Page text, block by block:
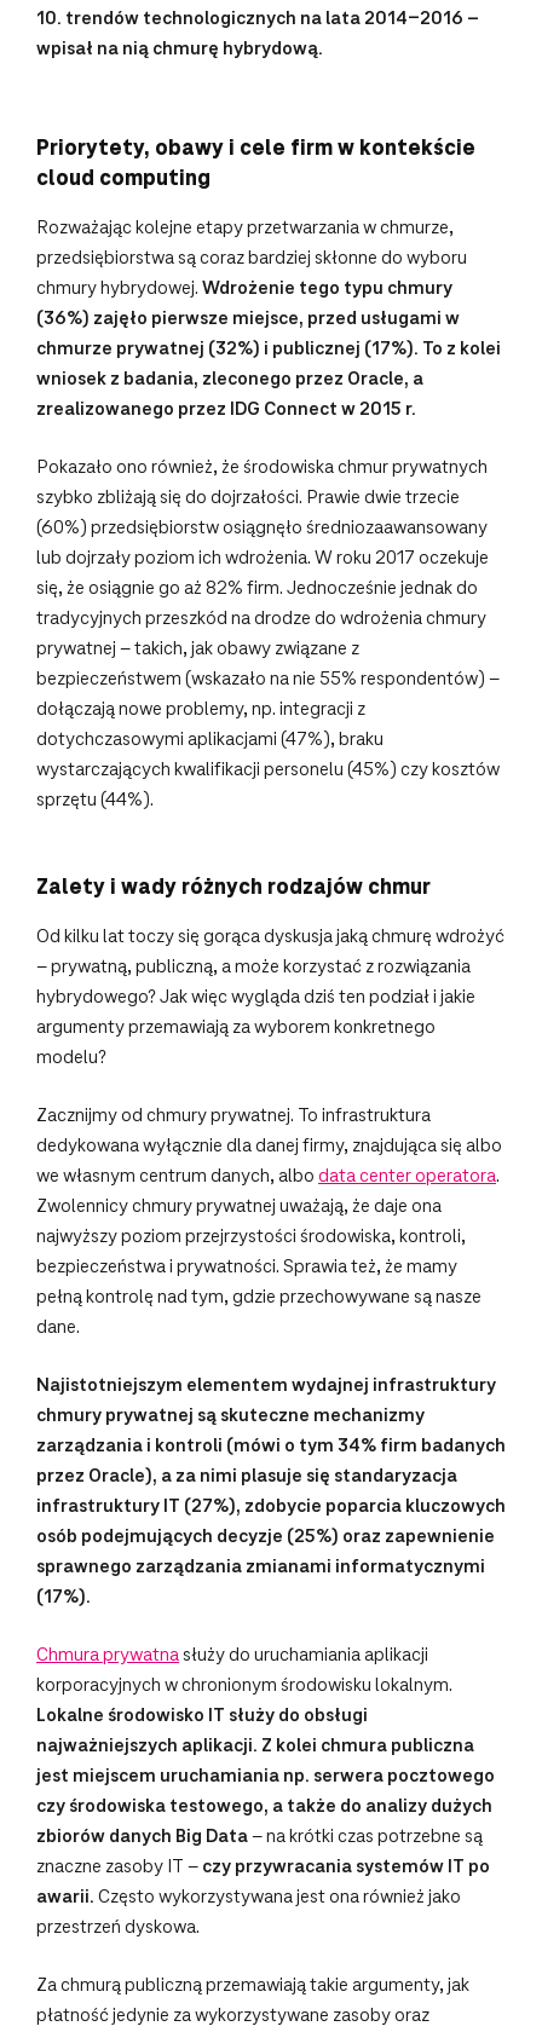
10. trendów technologicznych na lata 2014-2016 –
wpisał na nią chmurę hybrydową.
Priorytety, obawy i cele firm w kontekście
cloud computing
Rozważając kolejne etapy przetwarzania w chmurze,
przedsiębiorstwa są coraz bardziej skłonne do wyboru
chmury hybrydowej. Wdrożenie tego typu chmury
(36%) zajęło pierwsze miejsce, przed usługami w
chmurze prywatnej (32%) i publicznej (17%). To z kolei
wniosek z badania, zleconego przez Oracle, a
zrealizowanego przez IDG Connect w 2015 r.
Pokazało ono również, że środowiska chmur prywatnych
szybko zbliżają się do dojrzałości. Prawie dwie trzecie
(60%) przedsiębiorstw osiągnęło średniozaawansowany
lub dojrzały poziom ich wdrożenia. W roku 2017 oczekuje
się, że osiągnie go aż 82% firm. Jednocześnie jednak do
tradycyjnych przeszkód na drodze do wdrożenia chmury
prywatnej – takich, jak obawy związane z
bezpieczeństwem (wskazało na nie 55% respondentów) –
dołączają nowe problemy, np. integracji z
dotychczasowymi aplikacjami (47%), braku
wystarczających kwalifikacji personelu (45%) czy kosztów
sprzętu (44%).
Zalety i wady różnych rodzajów chmur
Od kilku lat toczy się gorąca dyskusja jaką chmurę wdrożyć
– prywatną, publiczną, a może korzystać z rozwiązania
hybrydowego? Jak więc wygląda dziś ten podział i jakie
argumenty przemawiają za wyborem konkretnego
modelu?
Zacznijmy od chmury prywatnej. To infrastruktura
dedykowana wyłącznie dla danej firmy, znajdująca się albo
we własnym centrum danych, albo data center operatora.
Zwolennicy chmury prywatnej uważają, że daje ona
najwyższy poziom przejrzystości środowiska, kontroli,
bezpieczeństwa i prywatności. Sprawia też, że mamy
pełną kontrolę nad tym, gdzie przechowywane są nasze
dane.
Najistotniejszym elementem wydajnej infrastruktury
chmury prywatnej są skuteczne mechanizmy
zarządzania i kontroli (mówi o tym 34% firm badanych
przez Oracle), a za nimi plasuje się standaryzacja
infrastruktury IT (27%), zdobycie poparcia kluczowych
osób podejmujących decyzje (25%) oraz zapewnienie
sprawnego zarządzania zmianami informatycznymi
(17%).
Chmura prywatnasłuży do uruchamiania aplikacji
korporacyjnych w chronionym środowisku lokalnym.
Lokalne środowisko IT służy do obsługi
najważniejszych aplikacji. Z kolei chmura publiczna
jest miejscem uruchamiania np. serwera pocztowego
czy środowiska testowego, a także do analizy dużych
zbiorów danych Big Data– na krótki czas potrzebne są
znaczne zasoby IT – czy przywracania systemów IT po
awarii. Często wykorzystywana jest ona również jako
przestrzeń dyskowa.
Za chmurą publiczną przemawiają takie argumenty, jak
płatność jedynie za wykorzystywane zasoby oraz